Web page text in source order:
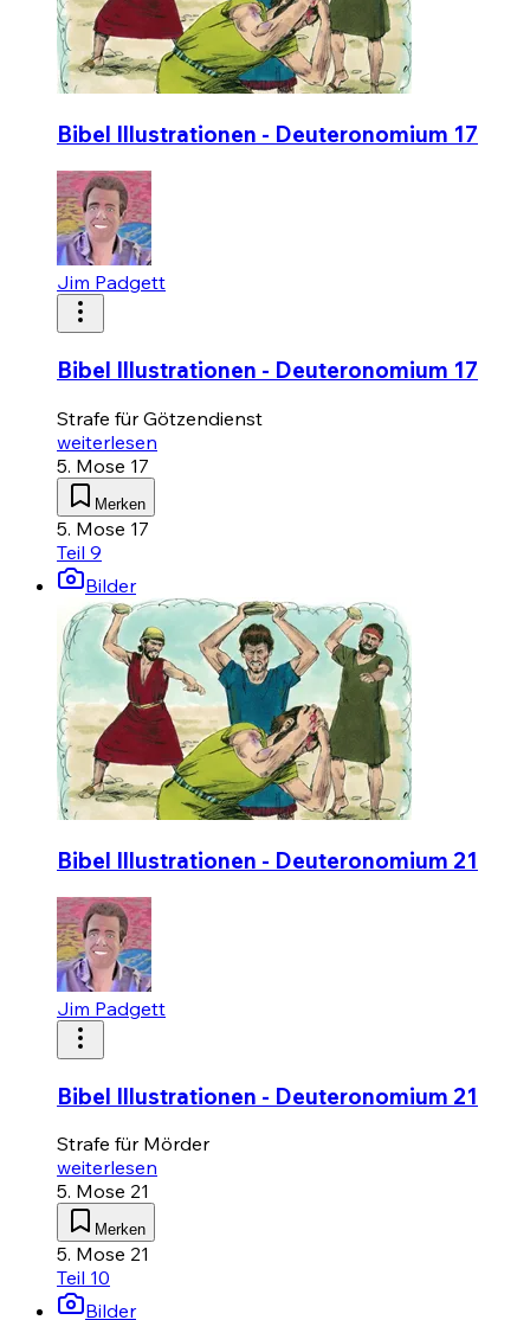
Bibel Illustrationen - Deuteronomium 17
Jim Padgett
Bibel Illustrationen - Deuteronomium 17
Strafe für Götzendienst
weiterlesen
5. Mose 17
Merken
5. Mose 17
Teil 9
Bilder
Bibel Illustrationen - Deuteronomium 21
Jim Padgett
Bibel Illustrationen - Deuteronomium 21
Strafe für Mörder
weiterlesen
5. Mose 21
Merken
5. Mose 21
Teil 10
Bilder